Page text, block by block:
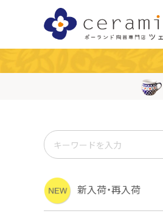
新入荷・再入荷